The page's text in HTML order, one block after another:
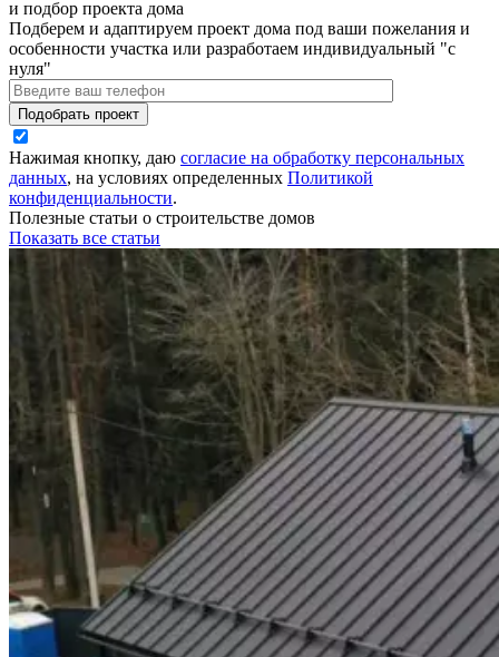
и подбор проекта дома
Подберем и адаптируем проект дома под ваши пожелания и
особенности участка или разработаем индивидуальный "с
нуля"
Нажимая кнопку, даю согласие на обработку персональных
данных, на условиях определенных Политикой
конфиденциальности.
Полезные статьи о строительстве домов
Показать все статьи